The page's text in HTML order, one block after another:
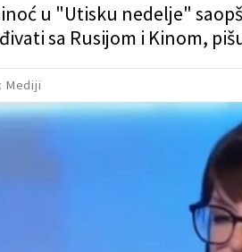
u "Utisku nedelje"
sa Rusijom i Kinom,
Mediji